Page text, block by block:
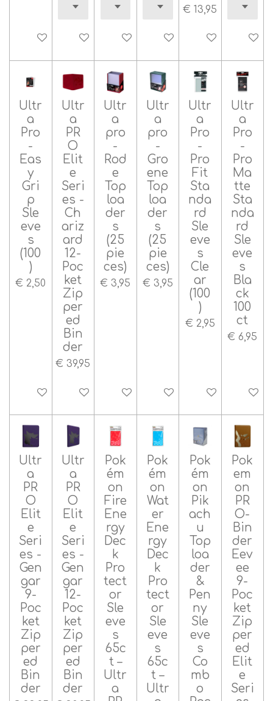
In winkelwagenIn winkelwagenIn winkelwagenIn winkelwagen
€ 13,95
In winkelwagen
In
Ultr
a
Pro
-
Eas
y
Gri
p
Sle
eve
s
(100
)
€ 2,50
In winkelwagen
Ultr
a
PR
O
Elit
e
Seri
es -
Ch
ariz
ard
12-
Poc
ket
Zip
per
ed
Bin
der
€ 39,95
In winkelwagen
Ultr
a
pro
-
Rod
e
Top
loa
der
s
(25
pie
ces)
€ 3,95
In winkelwagen
Ultr
a
pro
-
Gro
ene
Top
loa
der
s
(25
pie
ces)
€ 3,95
In winkelwagen
Ultr
a
Pro
-
Pro
Fit
Sta
nda
rd
Sle
eve
s
Cle
ar
(100
)
€ 2,95
In winkelwagen
Ultr
a
Pro
-
Pro
Ma
tte
Sta
nda
rd
Sle
eve
s
Bla
ck
100
ct
€ 6,95
In
Ultr
a
PR
O
Elit
e
Seri
es -
Gen
gar
9-
Poc
ket
Zip
per
ed
Bin
der
Ultr
a
PR
O
Elit
e
Seri
es -
Gen
gar
12-
Poc
ket
Zip
per
ed
Bin
der
Pok
ém
on
Fire
Ene
rgy
Dec
k
Pro
tect
or
Sle
eve
s
65c
t –
Ultr
a
Pok
ém
on
Wat
er
Ene
rgy
Dec
k
Pro
tect
or
Sle
eve
s
65c
t –
Ultr
Pok
ém
on
Pik
ach
u
Top
loa
der
&
Pen
ny
Sle
eve
s
Co
mb
o
Pok
em
on
PR
O-
Bin
der
Eev
ee
9-
Poc
ket
Zip
per
ed
Elit
e
Seri